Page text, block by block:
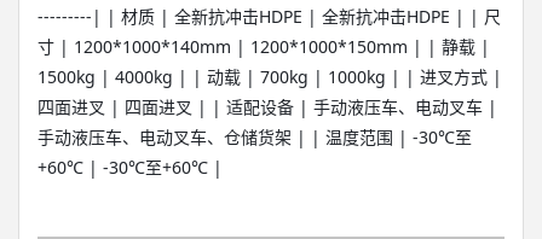
---------| | 材质 | 全新抗冲击HDPE | 全新抗冲击HDPE | | 尺
寸 | 1200*1000*140mm | 1200*1000*150mm | | 静载 |
1500kg | 4000kg | | 动载 | 700kg | 1000kg | | 进叉方式 |
四面进叉 | 四面进叉 | | 适配设备 | 手动液压车、电动叉车 |
手动液压车、电动叉车、仓储货架 | | 温度范围 | -30℃至
+60℃ | -30℃至+60℃ |